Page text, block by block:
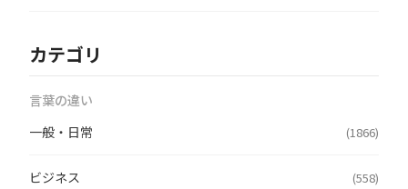
カテゴリ
言葉の違い
一般・日常
(1866)
ビジネス (558)